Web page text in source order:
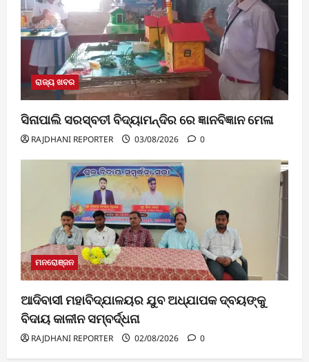
ରାଜ୍ୟ ଖବର
ସିନାପାଲି ସରସ୍ବତୀ ବିଦ୍ୟାମନ୍ଦିର ରେ ଜ୍ଞାନବିଜ୍ଞାନ ମେଳା
RAJDHANI REPORTER 03/08/2026 0
ମନରୋଞ୍ଜନ
ଆଦିବାସୀ ମହାବିଦ୍ଯାଳୟର ଯୁବ ଅଧ୍ଯାପକ ଦ୍ବୟଙ୍କୁ
ବିଦାୟ କାଳୀନ ସମ୍ବର୍ଦ୍ଧନା
RAJDHANI REPORTER 02/08/2026 0